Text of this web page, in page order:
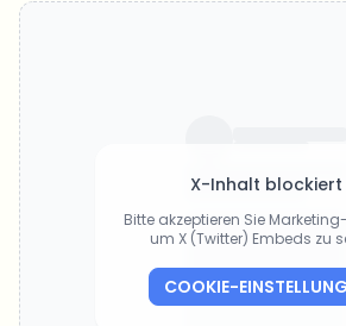
X-Inhalt blockiert
Bitte akzeptieren Sie
um X (Twitter) Embeds zu
COOKIE-